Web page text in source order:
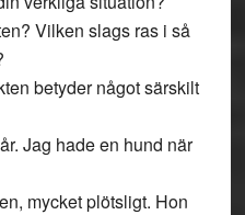
Vilken slags ras i så
betyder något särskilt
Jag hade en hund när
mycket plötsligt. Hon